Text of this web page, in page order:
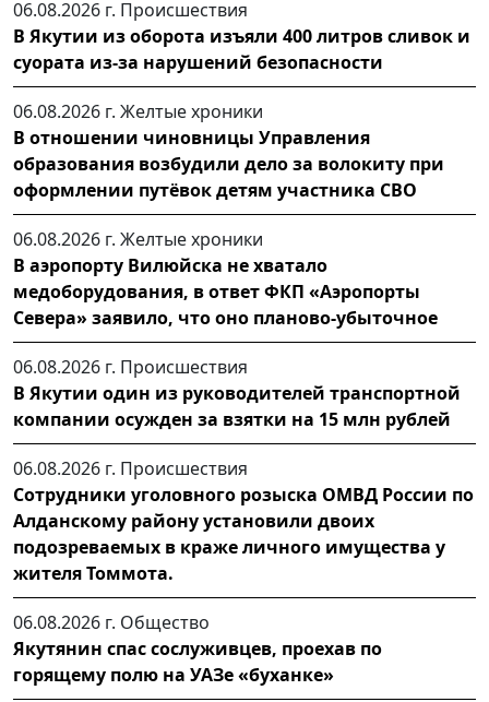
06.08.2026 г. Происшествия
В Якутии из оборота изъяли 400 литров сливок и
суората из-за нарушений безопасности
06.08.2026 г. Желтые хроники
В отношении чиновницы Управления
образования возбудили дело за волокиту при
оформлении путёвок детям участника СВО
06.08.2026 г. Желтые хроники
В аэропорту Вилюйска не хватало
медоборудования, в ответ ФКП «Аэропорты
Севера» заявило, что оно планово-убыточное
06.08.2026 г. Происшествия
В Якутии один из руководителей транспортной
компании осужден за взятки на 15 млн рублей
06.08.2026 г. Происшествия
Сотрудники уголовного розыска ОМВД России по
Алданскому району установили двоих
подозреваемых в краже личного имущества у
жителя Томмота.
06.08.2026 г. Общество
Якутянин спас сослуживцев, проехав по
горящему полю на УАЗе «буханке»